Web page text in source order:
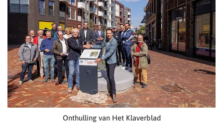
Onthulling van Het Klaverblad